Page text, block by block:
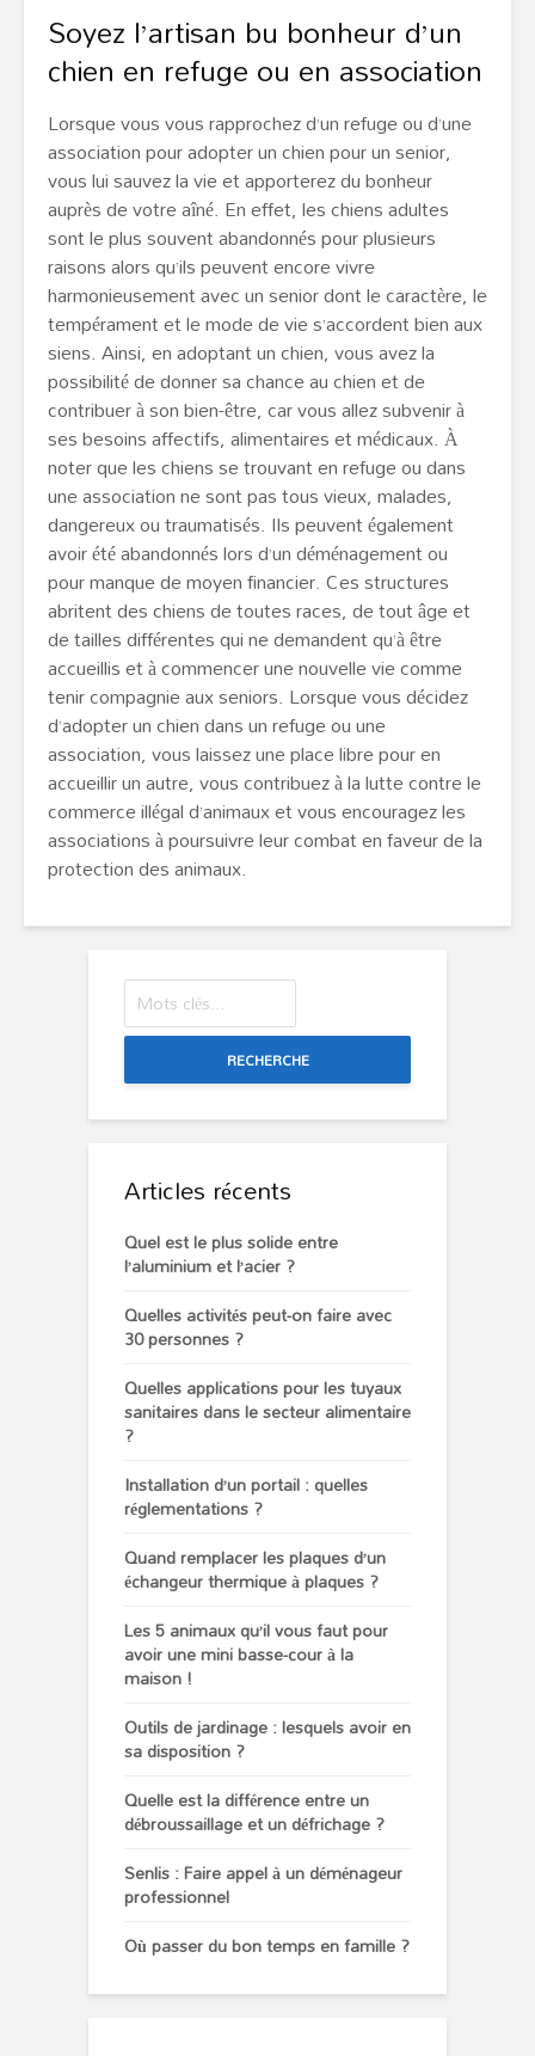
Soyez l’artisan bu bonheur d’un
chien en refuge ou en association
Lorsque vous vous rapprochez d’un refuge ou d’une
association pour adopter un chien pour un senior,
vous lui sauvez la vie et apporterez du bonheur
auprès de votre aîné. En effet, les chiens adultes
sont le plus souvent abandonnés pour plusieurs
raisons alors qu’ils peuvent encore vivre
harmonieusement avec un senior dont le caractère, le
tempérament et le mode de vie s’accordent bien aux
siens. Ainsi, en adoptant un chien, vous avez la
possibilité de donner sa chance au chien et de
contribuer à son bien-être, car vous allez subvenir à
ses besoins affectifs, alimentaires et médicaux. À
noter que les chiens se trouvant en refuge ou dans
une association ne sont pas tous vieux, malades,
dangereux ou traumatisés. Ils peuvent également
avoir été abandonnés lors d’un déménagement ou
pour manque de moyen financier. Ces structures
abritent des chiens de toutes races, de tout âge et
de tailles différentes qui ne demandent qu’à être
accueillis et à commencer une nouvelle vie comme
tenir compagnie aux seniors. Lorsque vous décidez
d’adopter un chien dans un refuge ou une
association, vous laissez une place libre pour en
accueillir un autre, vous contribuez à la lutte contre le
commerce illégal d’animaux et vous encouragez les
associations à poursuivre leur combat en faveur de la
protection des animaux.
RECHERCHE
Articles récents
Quel est le plus solide entre
l’aluminium et l’acier ?
Quelles activités peut-on faire avec
30 personnes ?
Quelles applications pour les tuyaux
sanitaires dans le secteur alimentaire
?
Installation d’un portail : quelles
réglementations ?
Quand remplacer les plaques d’un
échangeur thermique à plaques ?
Les 5 animaux qu’il vous faut pour
avoir une mini basse-cour à la
maison !
Outils de jardinage : lesquels avoir en
sa disposition ?
Quelle est la différence entre un
débroussaillage et un défrichage ?
Senlis : Faire appel à un déménageur
professionnel
Où passer du bon temps en famille ?